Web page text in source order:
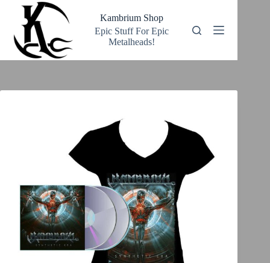
springen
Kambrium Shop
Epic Stuff For Epic
Metalheads!